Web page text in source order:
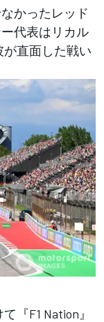
かったレッド
代表はリカル
が直面した戦い
『F1 Nation』